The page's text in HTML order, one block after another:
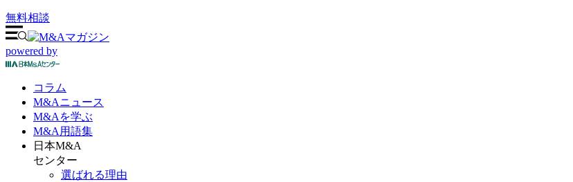
無料相談
powered by
コラム
M&Aニュース
M&Aを学ぶ
M&A 用語集
日本M&A
センター
選ばれる理由